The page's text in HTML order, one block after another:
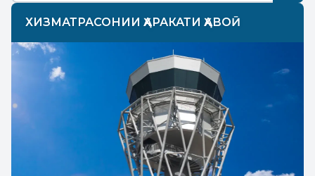
ХИЗМАТРАСОНИИ ҲАРАКАТИ ҲАВОӢ